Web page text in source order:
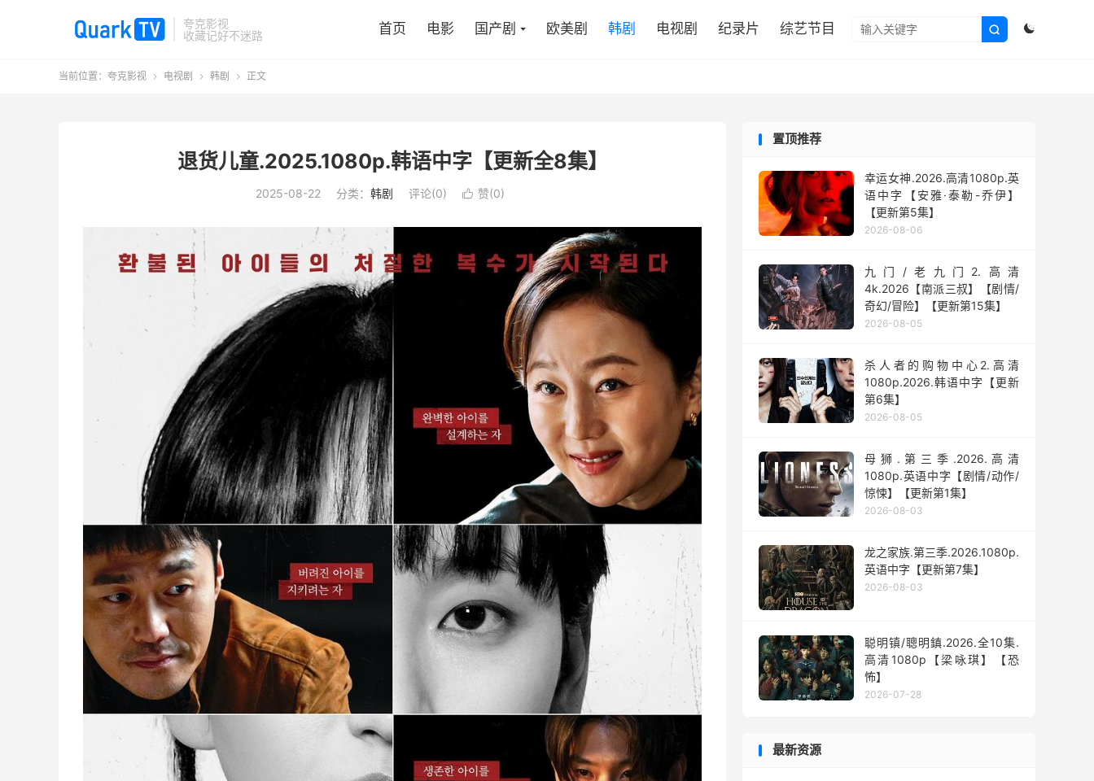
夸克影视
收藏记好不迷路


首页 电影 国产剧 欧美剧 韩剧 电视剧 纪录片 综艺节目
当前位置： 夸克影视  电视剧  韩剧  正文
退货儿童.2025.1080p.韩语中字【更新全8集】
2025-08-22 分类： 韩剧 评论(0)  赞(0)
置顶推荐
幸运女神.2026.高清1080p.英
语中字【安雅·泰勒-乔伊】
【更新第5集】
2026-08-06
九门/老九门2.高清
4k.2026【南派三叔】【剧情/
奇幻/冒险】【更新第15集】
2026-08-05
杀人者的购物中心2.高清
1080p.2026.韩语中字【更新
第6集】
2026-08-05
母狮.第三季.2026.高清
1080p.英语中字【剧情/动作/
惊悚】【更新第1集】
2026-08-03
龙之家族.第三季.2026.1080p.
英语中字【更新第7集】
2026-08-03
聪明镇/聰明鎮.2026.全10集.
高清1080p【梁咏琪】【恐
怖】
2026-07-28
最新资源